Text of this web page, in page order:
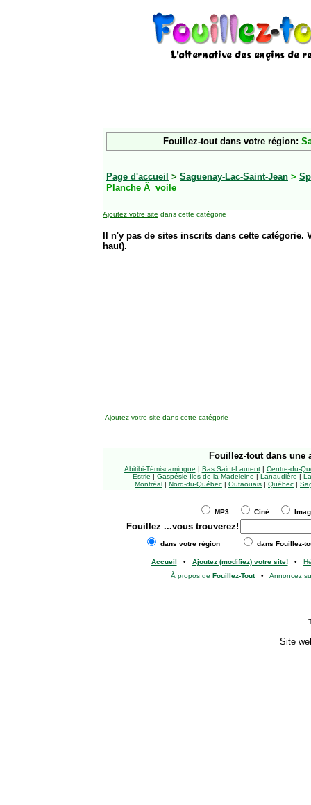
Fouillez-tout dans votre région:
Page d'accueil > Saguenay-Lac-Saint-Jean >
Planche Ã voile
Ajoutez votre site dans cette catégorie
Il n'y pas de sites inscrits dans cette
haut).
Ajoutez votre site dans cette catégorie
Fouillez-tout dans une
Abitibi-Témiscamingue | Bas Saint-Laurent| Centre-du-
Estrie | Gaspésie-Îles-de-la-Madeleine | Lanaudière |
Montréal | Nord-du-Québec | Outaouais | Québec |
MP3 Ciné
Fouillez ...vous trouverez!
dans votre région dans Fouillez-
Accueil • Ajoutez (modifiez) votre site!•
À propos de Fouillez-Tout• Annoncez
Site